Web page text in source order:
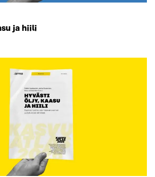
ja hiili